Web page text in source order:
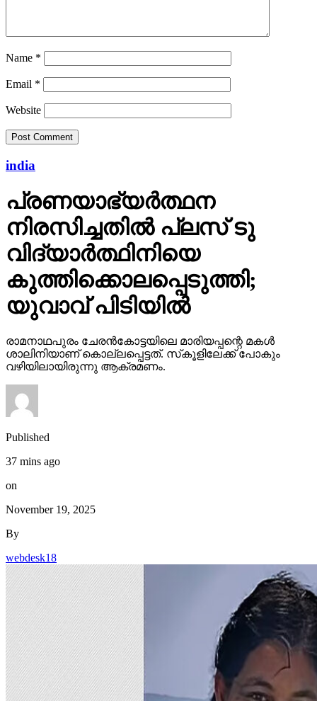
Name *
Email *
Website
india
പ്രണയാഭ്യര്‍ത്ഥന
നിരസിച്ചതില്‍ പ്ലസ് ടു
വിദ്യാര്‍ത്ഥിനിയെ
കുത്തിക്കൊലപ്പെടുത്തി;
യുവാവ് പിടിയില്‍
രാമനാഥപുരം ചേരന്‍കോട്ടയിലെ മാരിയപ്പന്റെ മകള്‍
ശാലിനിയാണ് കൊല്ലപ്പെട്ടത്. സ്‌കൂളിലേക്ക് പോകും
വഴിയിലായിരുന്നു ആക്രമണം.
Published
37 mins ago
on
November 19, 2025
By
webdesk18